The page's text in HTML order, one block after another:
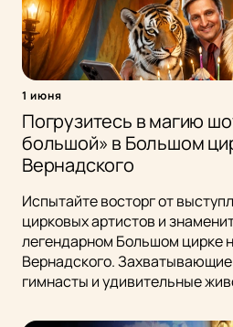
1 июня
Погрузитесь в магию
большой» в Большом
Вернадского
Испытайте восторг от
цирковых артистов и
легендарном Большом цирке
Вернадского.
гимнасты и удивительные